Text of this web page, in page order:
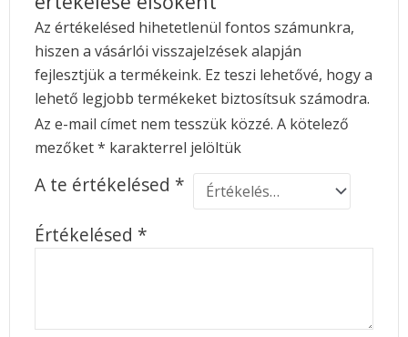
Az értékelésed hihetetlenül fontos számunkra,
hiszen a vásárlói visszajelzések alapján
fejlesztjük a termékeink. Ez teszi lehetővé, hogy a
lehető legjobb termékeket biztosítsuk számodra.
Az e-mail címet nem tesszük közzé. A kötelező
mezőket* karakterrel jelöltük
A te értékelésed *
Értékelésed *